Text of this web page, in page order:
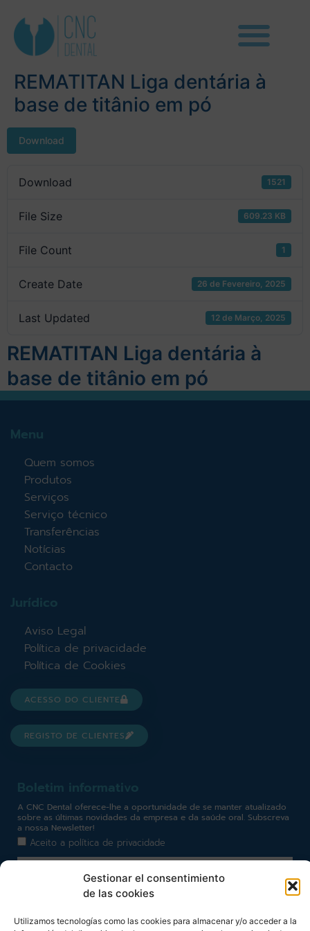
Gestionar el consentimiento
de las cookies
Utilizamos tecnologías como las cookies para almacenar y/o acceder a la
REMATITAN Liga dentária à
base de titânio em pó
Download
Download 1521
File Size 609.23 KB
File Count 1
Create Date 26 de Fevereiro, 2025
Last Updated 12 de Março, 2025
REMATITAN Liga dentária à
base de titânio em pó
Menu
Quem somos
Produtos
Serviços
Serviço técnico
Transferências
Notícias
Contacto
Jurídico
Aviso Legal
Política de privacidade
Política de Cookies
ACESSO DO CLIENTE
REGISTO DE CLIENTES
Boletim informativo
A CNC Dental oferece-lhe a oportunidade de se manter atualizado
sobre as últimas novidades da empresa e da saúde oral. Subscreva
a nossa Newsletter!
Aceito a política de privacidade
este contenido